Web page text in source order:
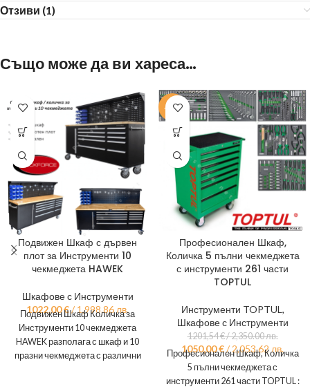
Отзиви (1)
Също може да ви хареса…
Подвижен Шкаф с дървен
плот за Инструменти 10
чекмеджета HAWEK
Шкафове с Инструменти
1022,00€/ 1,998.86 лв.
Подвижен Шкаф Количка за
Инструменти 10 чекмеджета
HAWEK разполага с шкаф и 10
празни чекмеджета с различни
-13%
Професионален Шкаф,
Количка 5 пълни чекмеджета
с инструменти 261 части
TOPTUL
Инструменти TOPTUL,
Шкафове с Инструменти
1201,54€/ 2,350.00 лв.
1050,00€/ 2,053.62 лв.
Професионален Шкаф, Количка
5 пълни чекмеджета с
инструменти 261 части TOPTUL :